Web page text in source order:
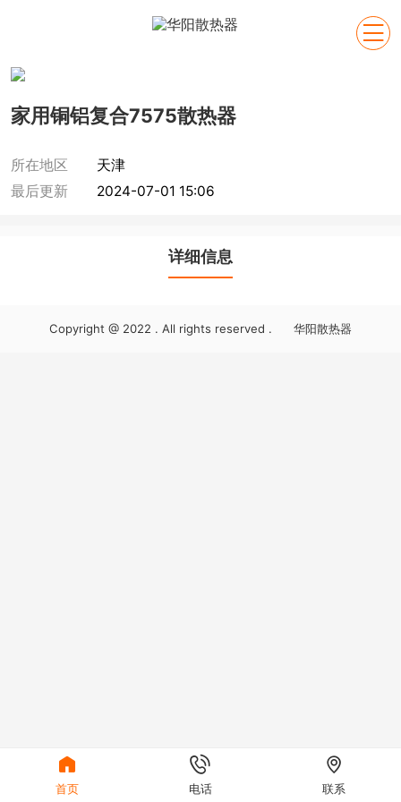

家用铜铝复合7575散热器
所在地区
天津
最后更新
2024-07-01 15:06
详细信息
Copyright @ 2022 . All rights reserved . 华阳散热器

首页

电话

联系